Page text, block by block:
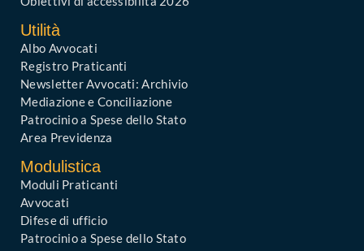
Utilità
Albo Avvocati
Registro Praticanti
Newsletter Avvocati: Archivio
Mediazione e Conciliazione
Patrocinio a Spese dello Stato
Area Previdenza
Modulistica
Moduli Praticanti
Avvocati
Difese di ufficio
Patrocinio a Spese dello Stato